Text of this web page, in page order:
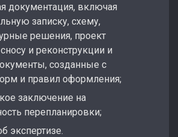
документация, включая
записку, схему,
решения, проект
и реконструкции и
созданные с
и правил оформления;
заключение на
перепланировки;
экспертизе.